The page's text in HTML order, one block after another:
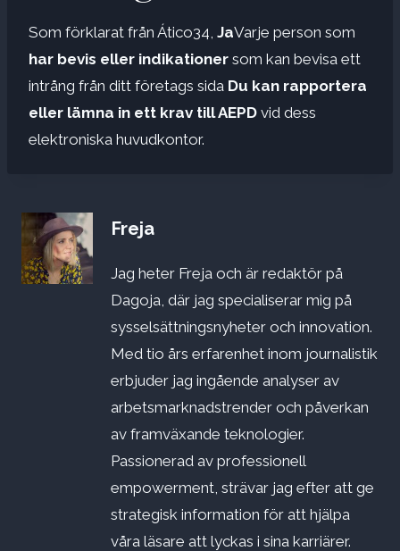
Som förklarat från Ático34, JaVarje person som
har bevis eller indikationer som kan bevisa ett
intrång från ditt företags sida Du kan rapportera
eller lämna in ett krav till AEPD vid dess
elektroniska huvudkontor.
Freja
Jag heter Freja och är redaktör på
Dagoja, där jag specialiserar mig på
sysselsättningsnyheter och innovation.
Med tio års erfarenhet inom journalistik
erbjuder jag ingående analyser av
arbetsmarknadstrender och påverkan
av framväxande teknologier.
Passionerad av professionell
empowerment, strävar jag efter att ge
strategisk information för att hjälpa
våra läsare att lyckas i sina karriärer.